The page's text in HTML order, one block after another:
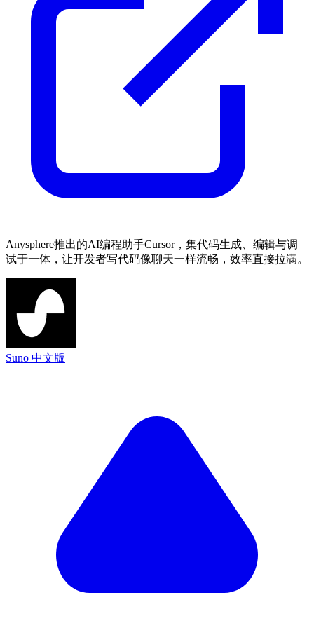
Anysphere推出的AI编程助手Cursor，集代码生成、编辑与调
试于一体，让开发者写代码像聊天一样流畅，效率直接拉满。
Suno 中文版